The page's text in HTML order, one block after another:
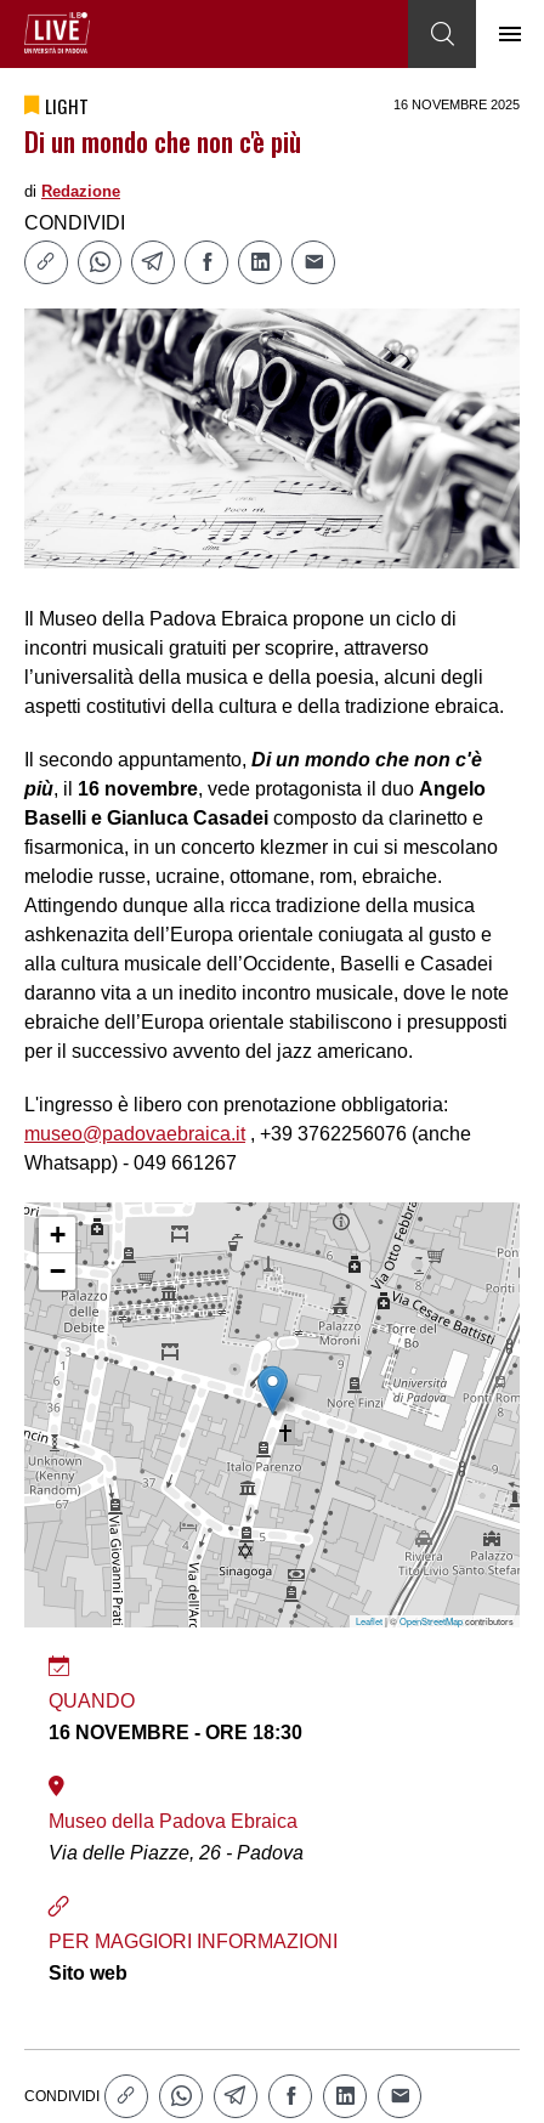
LIGHT 16 NOVEMBRE 2025
Di un mondo che non c'è più
di Redazione
CONDIVIDI
Il Museo della Padova Ebraica propone un ciclo di
incontri musicali gratuiti per scoprire, attraverso
l’universalità della musica e della poesia, alcuni degli
aspetti costitutivi della cultura e della tradizione ebraica.
Il secondo appuntamento, Di un mondo che non c'è
più, il 16 novembre, vede protagonista il duo Angelo
Baselli e Gianluca Casadei composto da clarinetto e
fisarmonica, in un concerto klezmer in cui si mescolano
melodie russe, ucraine, ottomane, rom, ebraiche.
Attingendo dunque alla ricca tradizione della musica
ashkenazita dell’Europa orientale coniugata al gusto e
alla cultura musicale dell’Occidente, Baselli e Casadei
daranno vita a un inedito incontro musicale, dove le note
ebraiche dell’Europa orientale stabiliscono i presupposti
per il successivo avvento del jazz americano.
L'ingresso è libero con prenotazione obbligatoria:
museo@padovaebraica.it, +39 3762256076 (anche
Whatsapp) - 049 661267
+
−
Leaflet| ©OpenStreetMapcontributors
QUANDO
16 NOVEMBRE - ORE 18:30
Museo della Padova Ebraica
Via delle Piazze, 26 - Padova
PER MAGGIORI INFORMAZIONI
Sito web
CONDIVIDI